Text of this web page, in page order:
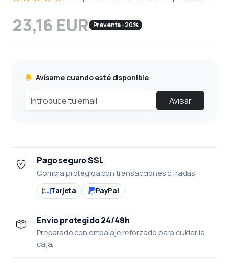
23,16 EUR Preventa -20%
Avísame cuando esté disponible
Avisar
Pago seguro SSL
Compra protegida con transacciones cifradas.
Tarjeta PayPal
Envío protegido 24/48h
Preparado con embalaje reforzado para cuidar la
caja.